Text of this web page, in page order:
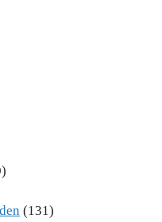
(131)